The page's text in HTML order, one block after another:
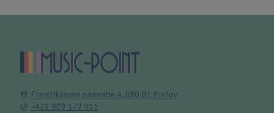
Františkánske námestie 4, 080 01 Prešov
+421 909 172 911